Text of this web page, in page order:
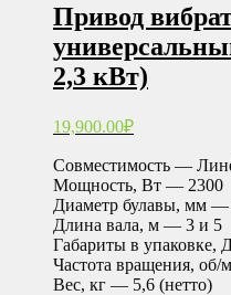
Привод
2,3 кВт)
19,900.00₽
Совместимость —
Мощность, Вт — 2300
Диаметр булавы, мм —
Длина вала, м — 3 и 5
Габариты в
Частота вращения,
Вес, кг — 5,6 (нетто)